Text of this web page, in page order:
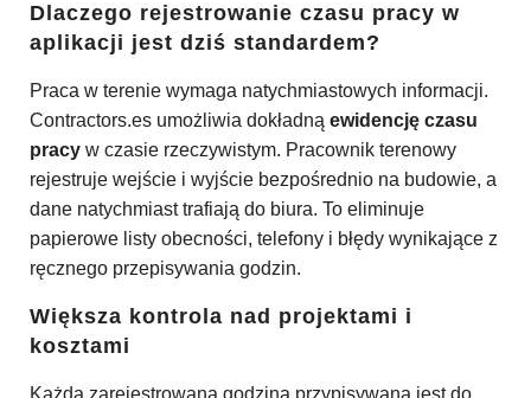
Dlaczego rejestrowanie czasu pracy w
aplikacji jest dziś standardem?
Praca w terenie wymaga natychmiastowych informacji.
Contractors.es umożliwia dokładną ewidencję czasu
pracy w czasie rzeczywistym. Pracownik terenowy
rejestruje wejście i wyjście bezpośrednio na budowie, a
dane natychmiast trafiają do biura. To eliminuje
papierowe listy obecności, telefony i błędy wynikające z
ręcznego przepisywania godzin.
Większa kontrola nad projektami i
kosztami